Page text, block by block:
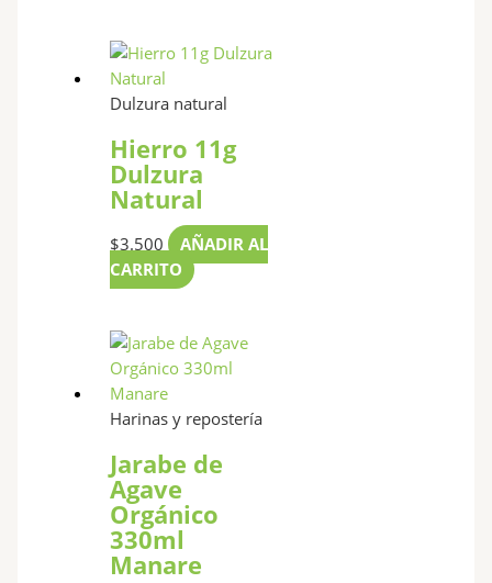
Dulzura natural
Hierro 11g
Dulzura
Natural
$3.500
AÑADIR AL
CARRITO
Harinas y repostería
Jarabe de
Agave
Orgánico
330ml
Manare